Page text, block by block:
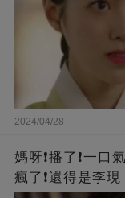
2024/04/28
媽呀❗️播了❗一
瘋了❗還得是李現